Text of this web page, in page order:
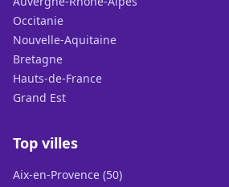
Occitanie
Nouvelle-Aquitaine
Bretagne
Hauts-de-France
Grand Est
Top villes
Aix-en-Provence (50)